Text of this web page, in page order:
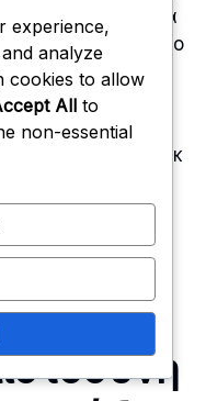
που συχνά
φωνές ή θόρυβο
για
σήμανση για μπλοκ
είναι ιδιαίτερα
όπου η
είναι πρακτικά
experience,
analyze
cookies to allow
All to
non-essential